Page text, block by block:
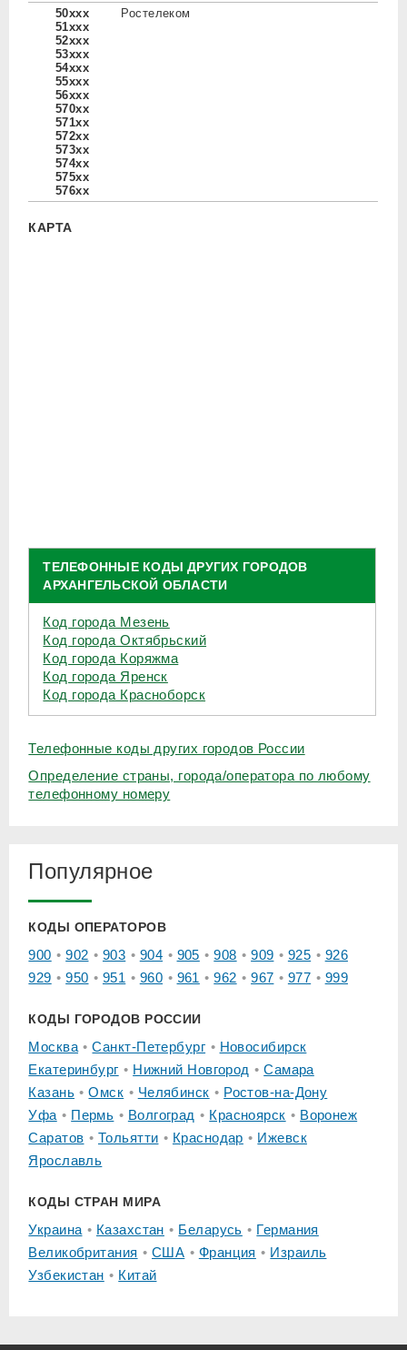
50xxx
51xxx
52xxx
53xxx
54xxx
55xxx
56xxx
570xx
571xx
572xx
573xx
574xx
575xx
576xx
Ростелеком
КАРТА
ТЕЛЕФОННЫЕ КОДЫ ДРУГИХ ГОРОДОВ
АРХАНГЕЛЬСКОЙ ОБЛАСТИ
Код города Мезень
Код города Октябрьский
Код города Коряжма
Код города Яренск
Код города Красноборск
Телефонные коды других городов России
Определение страны, города/оператора по любому
телефонному номеру
Популярное
КОДЫ ОПЕРАТОРОВ
900 902 903 904 905 908 909 925
926
929
950 951 960 961 962 967 977 999
КОДЫ ГОРОДОВ РОССИИ
Москва Санкт-Петербург
Новосибирск
Екатеринбург
Нижний Новгород
Самара
Казань
Омск Челябинск
Ростов-на-Дону
Уфа
Пермь Волгоград Красноярск
Воронеж
Саратов
Тольятти Краснодар
Ижевск
Ярославль
КОДЫ СТРАН МИРА
Украина Казахстан Беларусь
Германия
Великобритания
США Франция
Израиль
Узбекистан
Китай